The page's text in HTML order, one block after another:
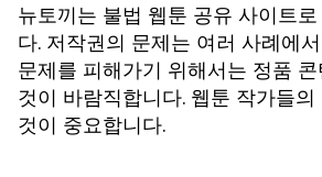
뉴토끼는 불법 웹툰 공유 사이트
다. 저작권의 문제는 여러 사례에
문제를 피해가기 위해서는 정품
것이 바람직합니다. 웹툰 작가들
것이 중요합니다.